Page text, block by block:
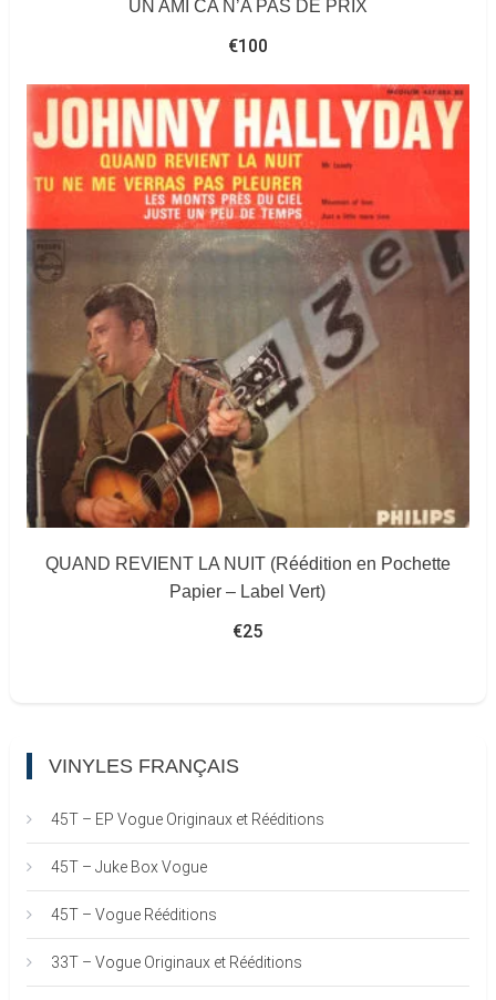
UN AMI CA N’A PAS DE PRIX
€100
QUAND REVIENT LA NUIT (Réédition en Pochette
Papier – Label Vert)
€25
VINYLES FRANÇAIS
45T – EP Vogue Originaux et Rééditions
45T – Juke Box Vogue
45T – Vogue Rééditions
33T – Vogue Originaux et Rééditions